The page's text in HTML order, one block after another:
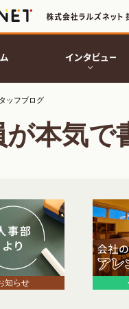
ッフブログ
が本気で
知らせ